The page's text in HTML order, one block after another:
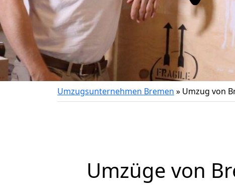
Umzugsunternehmen Bremen » Umzug von
Umzüge von